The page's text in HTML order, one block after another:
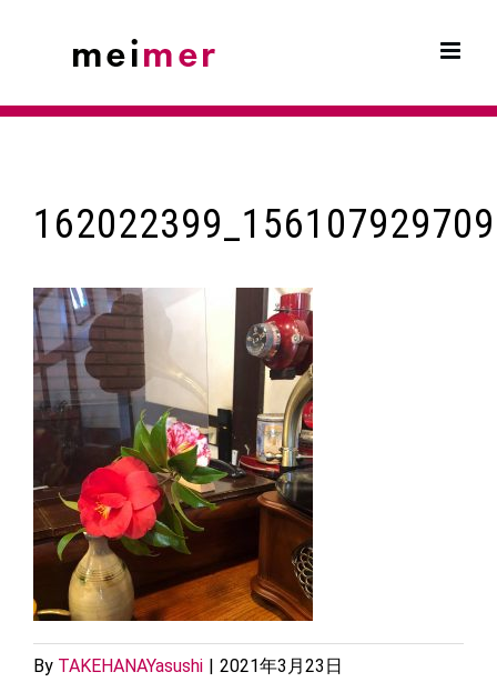
By TAKEHANAYasushi | 2021年3月23日